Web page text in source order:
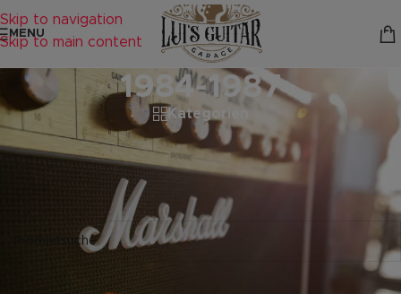
Skip to navigation
Skip to main content
MENU
1984-1987
Kategorien
Startseite
Produkte verschlagwortet mit „1984-1987“
Es wurden keine Produkte gefunden, die deiner Auswahl